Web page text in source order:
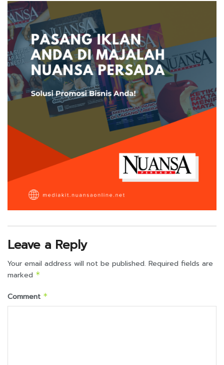
Leave a Reply
Your email address will not be published. Required fields are
marked *
Comment *